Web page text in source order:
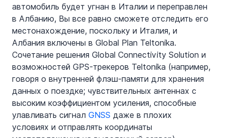
автомобиль будет угнан в Италии и переправлен
в Албанию, Вы все равно сможете отследить его
местонахождение, поскольку и Италия, и
Албания включены в Global Plan Teltonika.
Сочетание решения Global Connectivity Solution и
возможностей GPS-трекеров Teltonika (например,
говоря о внутренней флэш-памяти для хранения
данных о поездке; чувствительных антеннах с
высоким коэффициентом усиления, способные
улавливать сигнал GNSS даже в плохих
условиях и отправлять координаты